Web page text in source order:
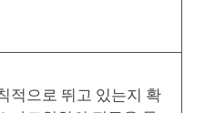
적으로 뛰고 있는지 확